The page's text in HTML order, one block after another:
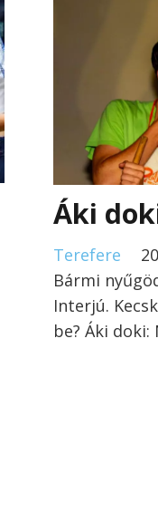
Áki
Terefere
Bármi
Interjú.
be? Áki doki: